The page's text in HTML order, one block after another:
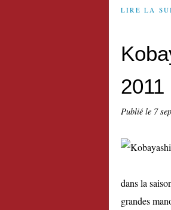
LIRE LA
2011
Publié le 7
dans la
grandes